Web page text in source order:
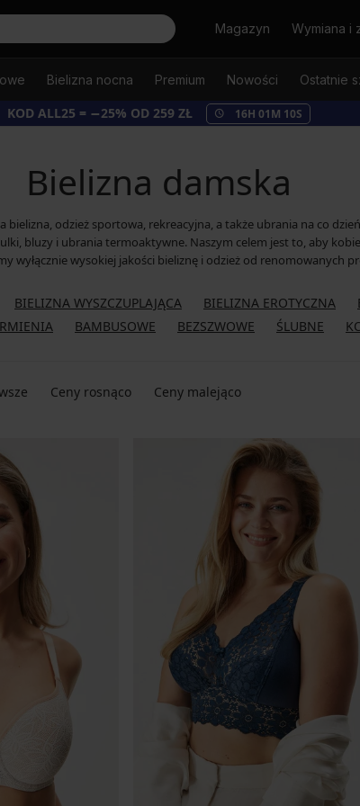
SzukajMagazyn Wymiana i
Bielizna nocna Premium Nowości Ostatnie
KOD ALL25 = −25% OD 259 ZŁ 16H 01M 08S
Bielizna damska
odzież sportowa, rekreacyjna, a także ubrania na co
bluzy i ubrania termoaktywne. Naszym celem jest to, aby
wyłącznie wysokiej jakości bieliznę i odzież od renomowanych
BIELIZNA WYSZCZUPLAJĄCA BIELIZNA EROTYCZNA
BAMBUSOWE BEZSZWOWE ŚLUBNE
Ceny rosnąco Ceny malejąco